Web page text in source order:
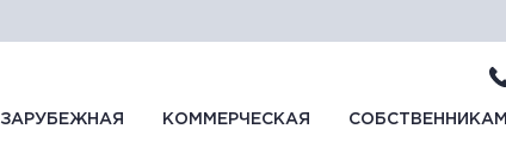
ЗАРУБЕЖНАЯ КОММЕРЧЕСКАЯ СОБСТВЕННИКАМ